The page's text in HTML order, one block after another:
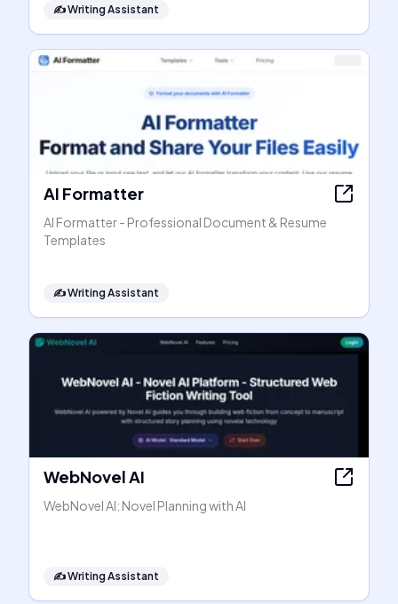
✍️Writing Assistant
AI Formatter
AI Formatter - Professional Document & Resume
Templates
✍️Writing Assistant
WebNovel AI
WebNovel AI: Novel Planning with AI
✍️Writing Assistant